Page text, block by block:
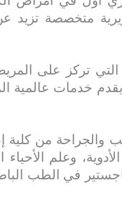
متخصصة تزيد
التي تركز على
خدمات عالمية
والجراحة من كلية
وعلم الأحياء
في الطب